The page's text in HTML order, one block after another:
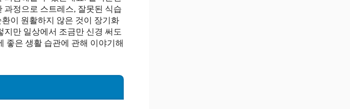
과정으로 스트레스, 잘못된 식습
이 원활하지 않은 것이 장기화
지만 일상에서 조금만 신경 써도
좋은 생활 습관에 관해 이야기해